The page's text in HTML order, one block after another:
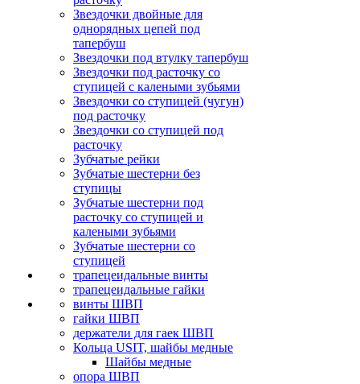
Звездочки двойные для
однорядных цепей под
тапербуш
Звездочки под втулку тапербуш
Звездочки под расточку со
ступицей с калеными зубьями
Звездочки со ступицей (чугун)
под расточку
Звездочки со ступицей под
расточку
Зубчатые рейки
Зубчатые шестерни без
ступицы
Зубчатые шестерни под
расточку со ступицей и
калеными зубьями
Зубчатые шестерни со
ступицей
трапецеидальные винты
трапецеидальные гайки
винты ШВП
гайки ШВП
держатели для гаек ШВП
Кольца USIT, шайбы медные
Шайбы медные
опора ШВП